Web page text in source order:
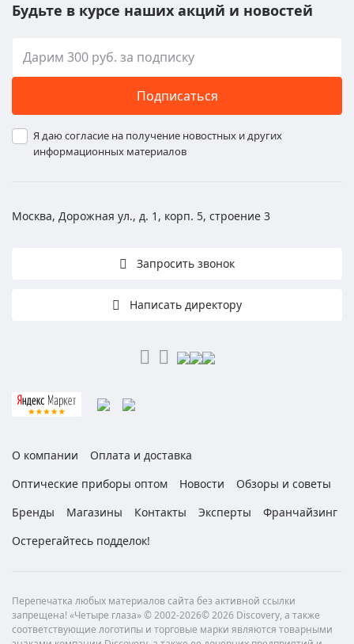
Будьте в курсе наших акций и новостей
Подписаться
Я даю согласие на получение новостных и других
информационных материалов
Москва, Дорожная ул., д. 1, корп. 5, строение 3
Запросить звонок
Написать директору
О компании
Оплата и доставка
Оптические приборы оптом
Новости
Обзоры и советы
Бренды
Магазины Контакты Эксперты
Франчайзинг
Остерегайтесь подделок!
Перепечатка любых материалов сайта без активной ссылки
запрещена! «Четыре глаза» © 2002-2026© 2026 Discovery, а также
соответствующие логотипы и торговые марки являются товарными